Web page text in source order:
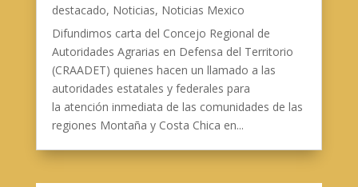
destacado, Noticias, Noticias Mexico
Difundimos carta del Concejo Regional de
Autoridades Agrarias en Defensa del Territorio
(CRAADET) quienes hacen un llamado a las
autoridades estatales y federales para
la atención inmediata de las comunidades de las
regiones Montaña y Costa Chica en...